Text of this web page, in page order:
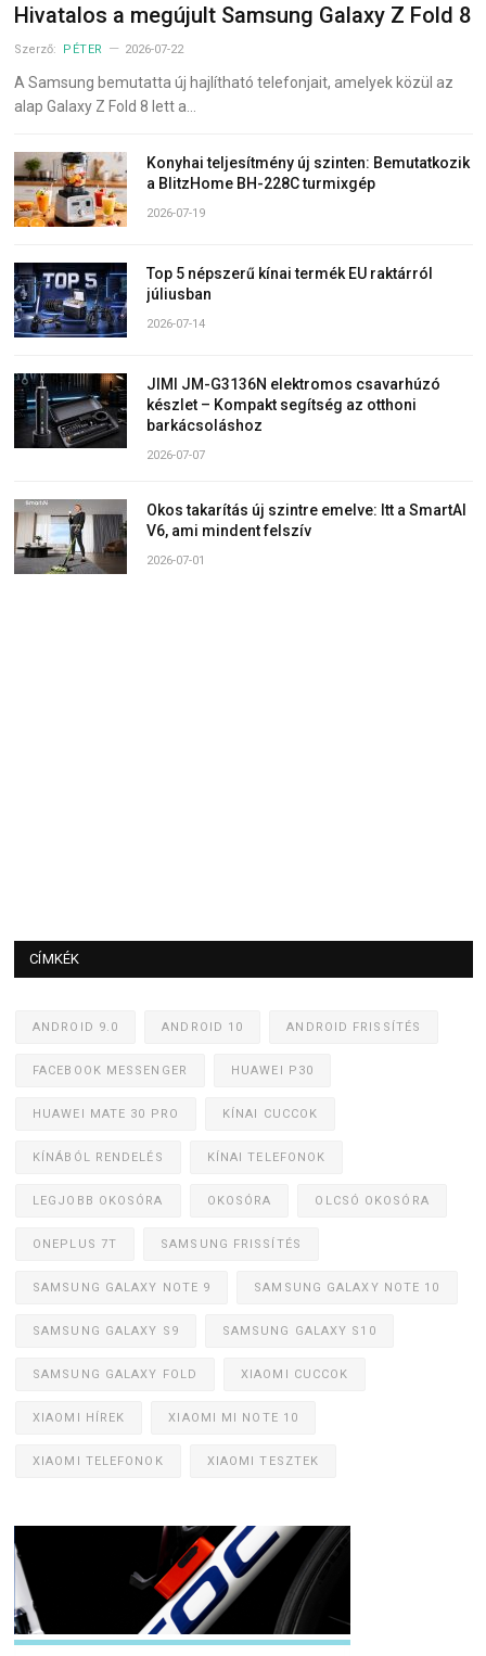
Hivatalos a megújult Samsung Galaxy Z Fold 8
Szerző: PÉTER 2026-07-22
A Samsung bemutatta új hajlítható telefonjait, amelyek közül az
alap Galaxy Z Fold 8 lett a…
Konyhai teljesítmény új szinten: Bemutatkozik
a BlitzHome BH-228C turmixgép
2026-07-19
Top 5 népszerű kínai termék EU raktárról
júliusban
2026-07-14
JIMI JM-G3136N elektromos csavarhúzó
készlet – Kompakt segítség az otthoni
barkácsoláshoz
2026-07-07
Okos takarítás új szintre emelve: Itt a SmartAI
V6, ami mindent felszív
2026-07-01
CÍMKÉK
ANDROID 9.0 ANDROID 10 ANDROID FRISSÍTÉS
FACEBOOK MESSENGER HUAWEI P30
HUAWEI MATE 30 PRO KÍNAI CUCCOK
KÍNÁBÓL RENDELÉS KÍNAI TELEFONOK
LEGJOBB OKOSÓRA OKOSÓRA OLCSÓ OKOSÓRA
ONEPLUS 7T SAMSUNG FRISSÍTÉS
SAMSUNG GALAXY NOTE 9 SAMSUNG GALAXY NOTE 10
SAMSUNG GALAXY S9 SAMSUNG GALAXY S10
SAMSUNG GALAXY FOLD XIAOMI CUCCOK
XIAOMI HÍREK XIAOMI MI NOTE 10
XIAOMI TELEFONOK XIAOMI TESZTEK